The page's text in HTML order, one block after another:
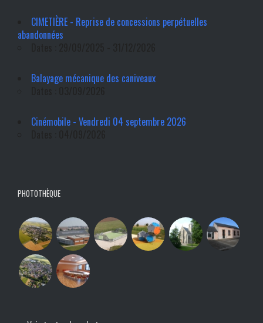
CIMETIÈRE - Reprise de concessions perpétuelles
abandonnées
Balayage mécanique des caniveaux
Cinémobile - Vendredi 04 septembre 2026
PHOTOTHÈQUE